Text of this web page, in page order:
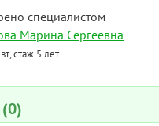
специалистом
Марина Сергеевна
стаж 5 лет